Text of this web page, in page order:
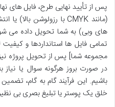
پس از تأیید نهایی طرح، فایل های
های وبی) به شما تحویل داده می
تمامی فایل ها استانداردها و کیفیت
مجموعه شما] پس از تحویل پروژه نیز
در صورت بروز هرگونه سوال یا نیاز
باشیم. این فرآیند گام به گام،
خلق یک پوستر یا تبلیغ بصری بی